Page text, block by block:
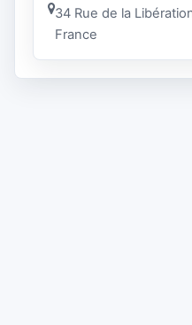
34 Rue de la
France